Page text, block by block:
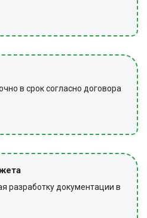
в срок согласно договора
разработку документации в